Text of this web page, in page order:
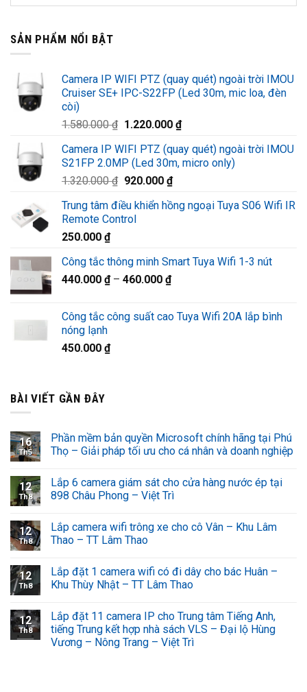
SẢN PHẨM NỔI BẬT
Camera IP WIFI PTZ (quay quét) ngoài trời IMOU
Cruiser SE+ IPC-S22FP (Led 30m, mic loa, đèn
còi)
1.580.000₫ Giá
là:
1.580.000 ₫.
1.220.000 ₫Giá
tại
là:
Camera IP WIFI PTZ (quay quét) ngoài trời IMOU
S21FP 2.0MP (Led 30m, micro only)
1.320.000₫ Giá
là:
1.320.000 ₫.
920.000 ₫Giá
tại
Trung tâm điều khiển hồng ngoại Tuya S06 Wifi IR
Remote Control
250.000 ₫
Công tắc thông minh Smart Tuya Wifi 1-3 nút
440.000 ₫– 460.000 ₫
Công tắc công suất cao Tuya Wifi 20A lắp bình
nóng lạnh
450.000 ₫
BÀI VIẾT GẦN ĐÂY
16
Th5
Phần mềm bản quyền Microsoft chính hãng tại Phú
Thọ – Giải pháp tối ưu cho cá nhân và doanh nghiệp
12
Th8
Lắp 6 camera giám sát cho cửa hàng nước ép tại
898 Châu Phong – Việt Trì
12
Th8
Lắp camera wifi trông xe cho cô Vân – Khu Lâm
Thao – TT Lâm Thao
12
Th8
Lắp đặt 1 camera wifi có đi dây cho bác Huân –
Khu Thùy Nhật – TT Lâm Thao
12
Th8
Lắp đặt 11 camera IP cho Trung tâm Tiếng Anh,
tiếng Trung kết hợp nhà sách VLS – Đại lộ Hùng
Vương – Nông Trang – Việt Trì